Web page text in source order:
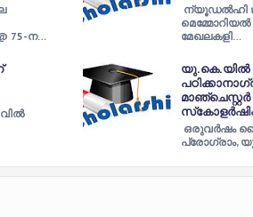
75-ന…
ന്യൂഡല്‍ഹി
മേഖലകളി…
യു.കെ.യില്‍
മാഞ്ചെസ്റ്റര്‍
ഒരുവര്‍ഷം
പ്രോഗ്രാം,